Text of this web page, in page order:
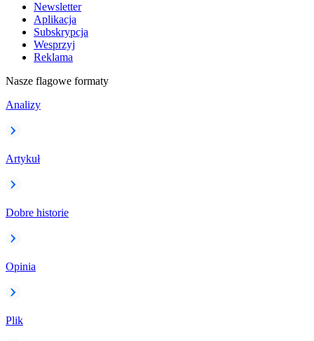
Newsletter
Aplikacja
Subskrypcja
Wesprzyj
Reklama
Nasze flagowe formaty
Analizy
Artykuł
Dobre historie
Opinia
Plik